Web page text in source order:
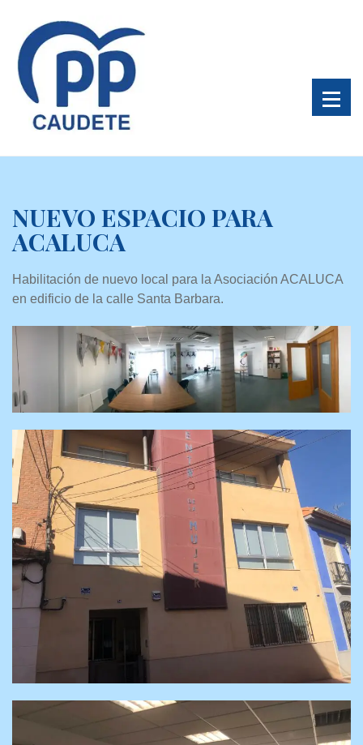
NUEVO ESPACIO PARA
ACALUCA
Habilitación de nuevo local para la Asociación ACALUCA
en edificio de la calle Santa Barbara.